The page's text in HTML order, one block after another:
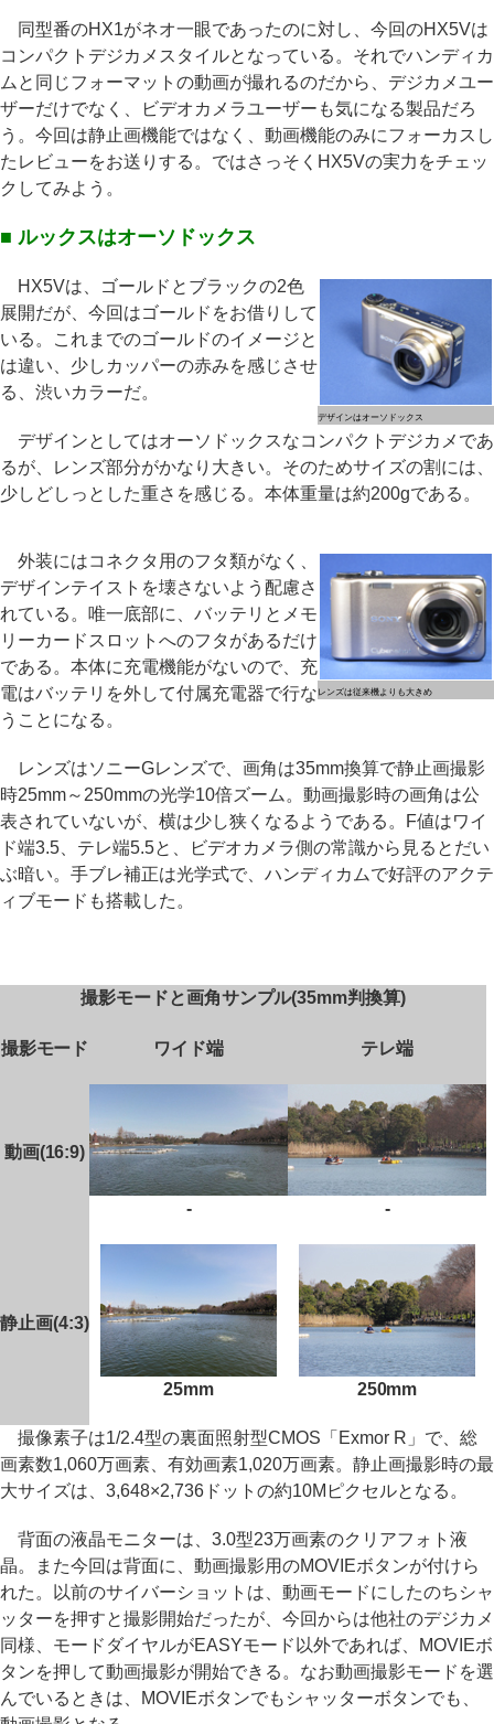
同型番のHX1がネオ一眼であったのに対し、今回のHX5Vは
コンパクトデジカメスタイルとなっている。それでハンディカ
ムと同じフォーマットの動画が撮れるのだから、デジカメユー
ザーだけでなく、ビデオカメラユーザーも気になる製品だろ
う。今回は静止画機能ではなく、動画機能のみにフォーカスし
たレビューをお送りする。ではさっそくHX5Vの実力をチェッ
クしてみよう。
■ ルックスはオーソドックス
デザインはオーソドックス
HX5Vは、ゴールドとブラックの2色
展開だが、今回はゴールドをお借りして
いる。これまでのゴールドのイメージと
は違い、少しカッパーの赤みを感じさせ
る、渋いカラーだ。
デザインとしてはオーソドックスなコンパクトデジカメであ
るが、レンズ部分がかなり大きい。そのためサイズの割には、
少しどしっとした重さを感じる。本体重量は約200gである。
レンズは従来機よりも大きめ
外装にはコネクタ用のフタ類がなく、
デザインテイストを壊さないよう配慮さ
れている。唯一底部に、バッテリとメモ
リーカードスロットへのフタがあるだけ
である。本体に充電機能がないので、充
電はバッテリを外して付属充電器で行な
うことになる。
レンズはソニーGレンズで、画角は35mm換算で静止画撮影
時25mm～250mmの光学10倍ズーム。動画撮影時の画角は公
表されていないが、横は少し狭くなるようである。F値はワイ
ド端3.5、テレ端5.5と、ビデオカメラ側の常識から見るとだい
ぶ暗い。手ブレ補正は光学式で、ハンディカムで好評のアクテ
ィブモードも搭載した。
撮影モードと画角サンプル(35mm判換算)
撮影モード ワイド端 テレ端
動画(16:9)
- -
静止画(4:3)
25mm 250mm
撮像素子は1/2.4型の裏面照射型CMOS「Exmor R」で、総
画素数1,060万画素、有効画素1,020万画素。静止画撮影時の最
大サイズは、3,648×2,736ドットの約10Mピクセルとなる。
背面の液晶モニターは、3.0型23万画素のクリアフォト液
晶。また今回は背面に、動画撮影用のMOVIEボタンが付けら
れた。以前のサイバーショットは、動画モードにしたのちシャ
ッターを押すと撮影開始だったが、今回からは他社のデジカメ
同様、モードダイヤルがEASYモード以外であれば、MOVIEボ
タンを押して動画撮影が開始できる。なお動画撮影モードを選
んでいるときは、MOVIEボタンでもシャッターボタンでも、